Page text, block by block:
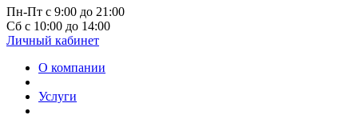
Пн-Пт с 9:00 до 21:00
Сб с 10:00 до 14:00
Личный кабинет
О компании
Услуги